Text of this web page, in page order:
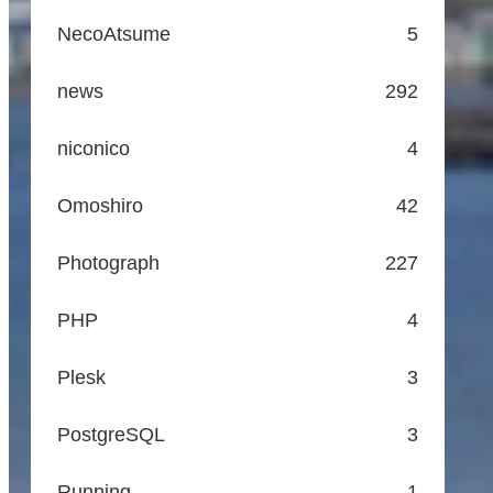
NecoAtsume 5
news 292
niconico 4
Omoshiro 42
Photograph 227
PHP 4
Plesk 3
PostgreSQL 3